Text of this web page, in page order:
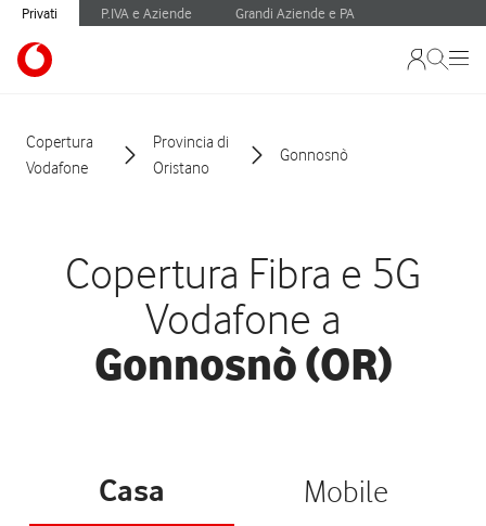
Privati P.IVA e Aziende Grandi Aziende e PA
Copertura
Vodafone
Provincia di
Oristano
Gonnosnò
Copertura Fibra e 5G
Vodafone a
Gonnosnò (OR)
Casa Mobile